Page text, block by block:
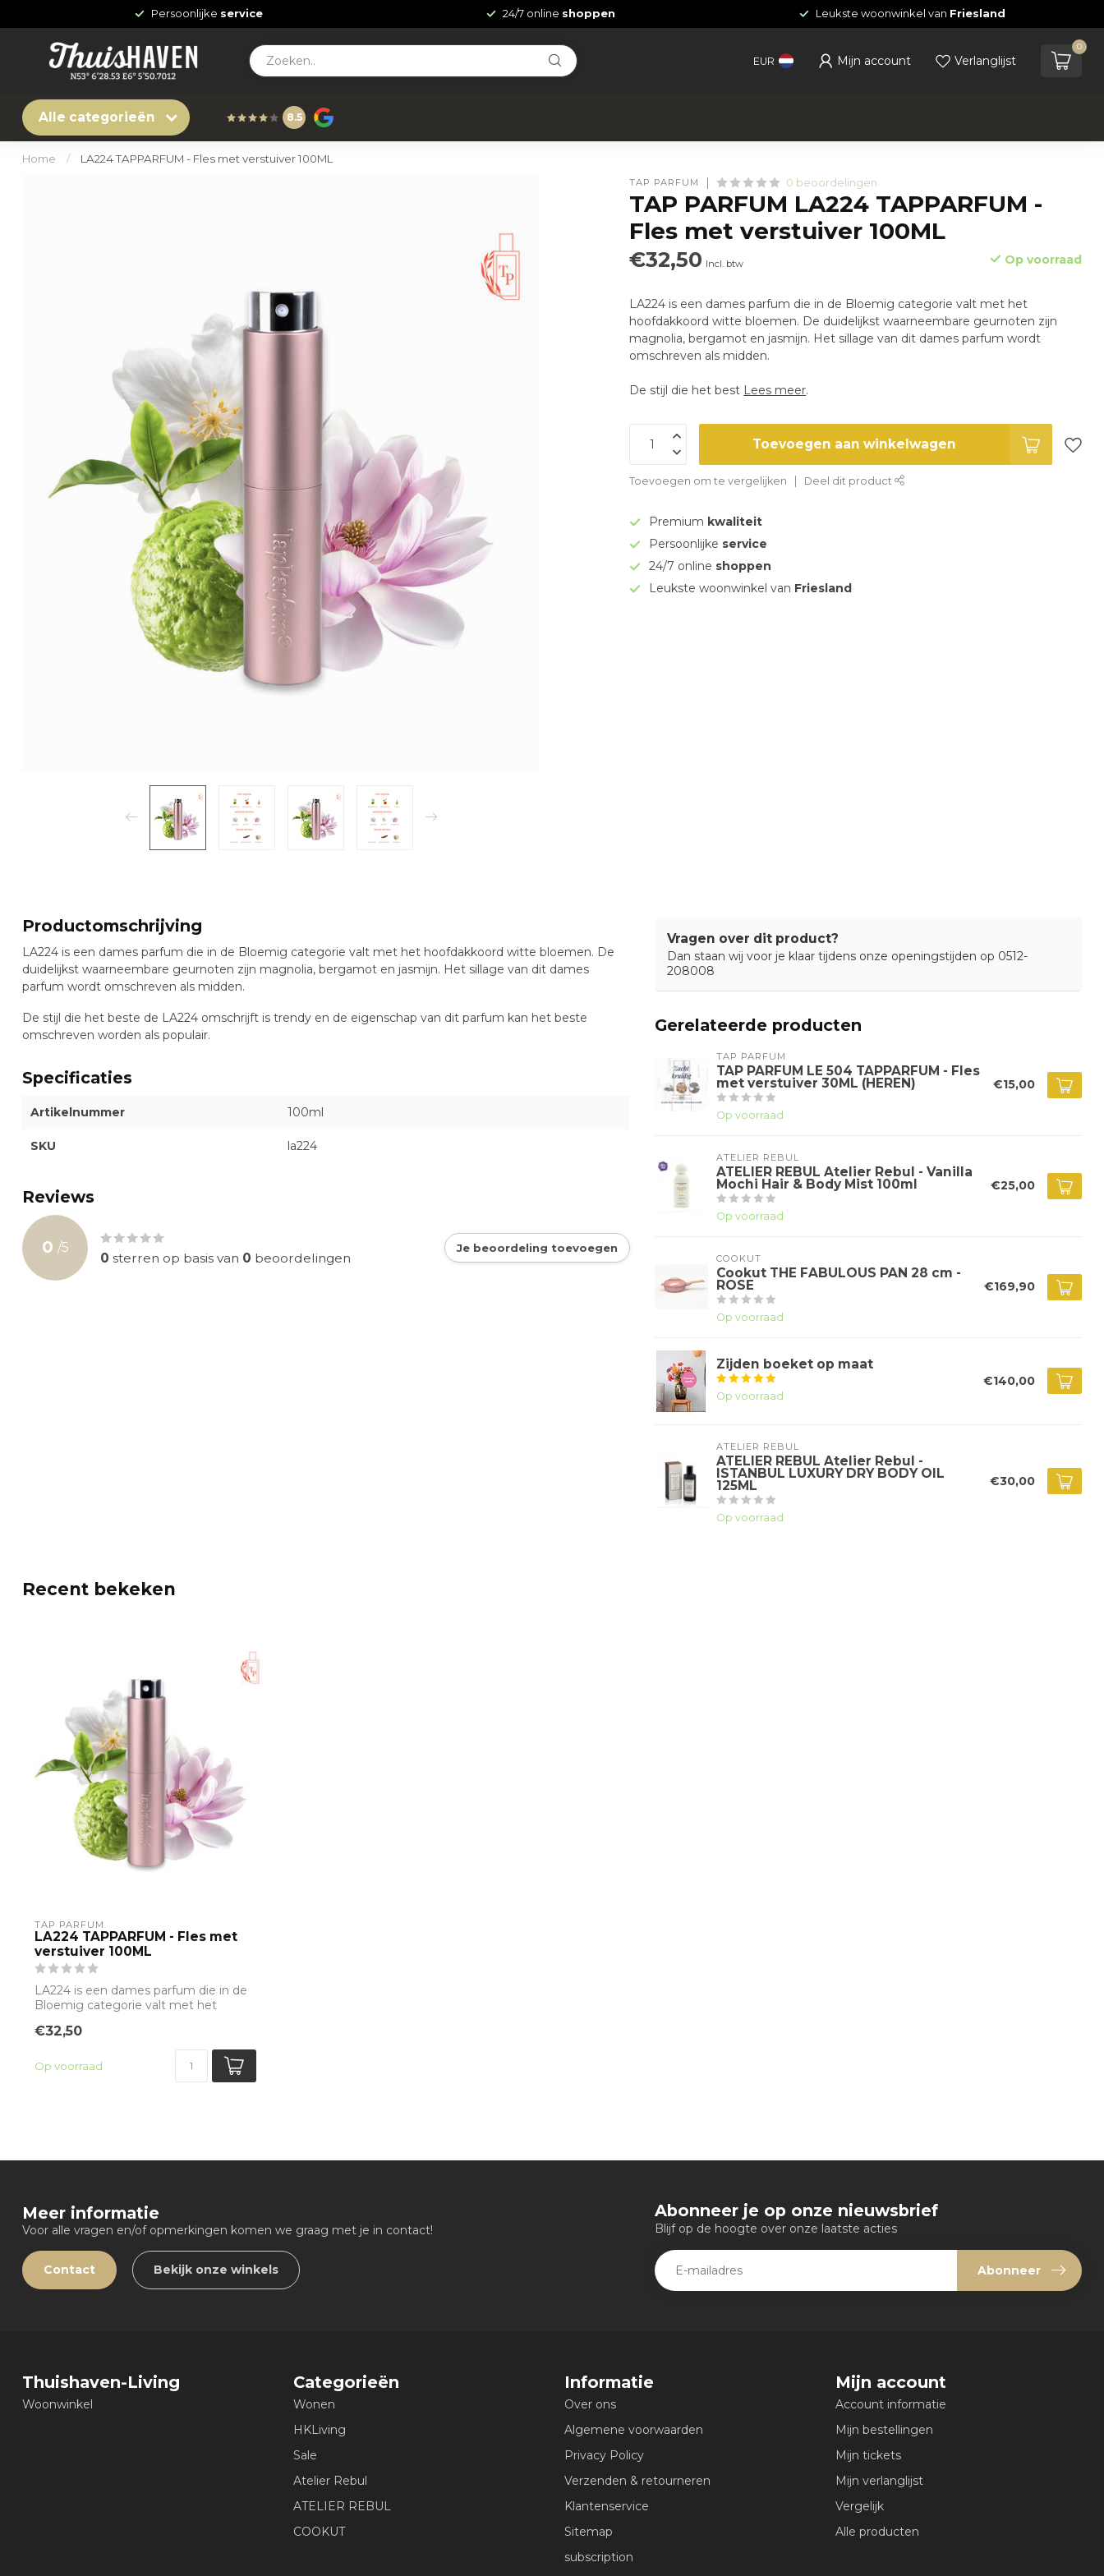
Persoonlijke service 24/7 online shoppen Leukste woonwinkel van Friesland
EUR Mijn account Verlanglijst
0
Alle categorieën 8.5
Home / LA224 TAPPARFUM - Fles met verstuiver 100ML
TAP PARFUM 0 beoordelingen
TAP PARFUM LA224 TAPPARFUM -
Fles met verstuiver 100ML
€32,50 Incl. btw Op voorraad
LA224 is een dames parfum die in de Bloemig categorie valt met het
hoofdakkoord witte bloemen. De duidelijkst waarneembare geurnoten zijn
magnolia, bergamot en jasmijn. Het sillage van dit dames parfum wordt
omschreven als midden.
De stijl die het best Lees meer.
Toevoegen aan winkelwagen
Toevoegen om te vergelijken Deel dit product
Premium kwaliteit
Persoonlijke service
24/7 online shoppen
Leukste woonwinkel van Friesland
Productomschrijving
LA224 is een dames parfum die in de Bloemig categorie valt met het hoofdakkoord witte bloemen. De
duidelijkst waarneembare geurnoten zijn magnolia, bergamot en jasmijn. Het sillage van dit dames
parfum wordt omschreven als midden.
De stijl die het beste de LA224 omschrijft is trendy en de eigenschap van dit parfum kan het beste
omschreven worden als populair.
Specificaties
Artikelnummer 100ml
SKU la224
Reviews
0 /5
0 sterren op basis van 0 beoordelingen
Je beoordeling toevoegen
Vragen over dit product?
Dan staan wij voor je klaar tijdens onze openingstijden op 0512-
208008
Gerelateerde producten
TAP PARFUM
TAP PARFUM LE 504 TAPPARFUM - Fles
met verstuiver 30ML (HEREN)
Op voorraad
€15,00
ATELIER REBUL
ATELIER REBUL Atelier Rebul - Vanilla
Mochi Hair & Body Mist 100ml
Op voorraad
€25,00
COOKUT
Cookut THE FABULOUS PAN 28 cm -
ROSE
Op voorraad
€169,90
Zijden boeket op maat
Op voorraad
€140,00
ATELIER REBUL
ATELIER REBUL Atelier Rebul -
ISTANBUL LUXURY DRY BODY OIL
125ML
Op voorraad
€30,00
Recent bekeken
TAP PARFUM
LA224 TAPPARFUM - Fles met
verstuiver 100ML
LA224 is een dames parfum die in de
Bloemig categorie valt met het
€32,50
Op voorraad
Meer informatie
Voor alle vragen en/of opmerkingen komen we graag met je in contact!
Contact Bekijk onze winkels
Abonneer je op onze nieuwsbrief
Blijf op de hoogte over onze laatste acties
Abonneer
Thuishaven-Living
Woonwinkel
Categorieën
Wonen
HKLiving
Sale
Atelier Rebul
ATELIER REBUL
COOKUT
Informatie
Over ons
Algemene voorwaarden
Privacy Policy
Verzenden & retourneren
Klantenservice
Sitemap
subscription
Mijn account
Account informatie
Mijn bestellingen
Mijn tickets
Mijn verlanglijst
Vergelijk
Alle producten